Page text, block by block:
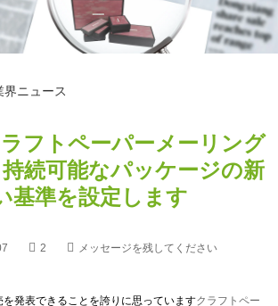
界ニュース
フトペーパーメーリング
続可能なパッケージの新
基準を設定します
2 メッセージを残してください
発表できることを誇りに思っていますクラフトペー